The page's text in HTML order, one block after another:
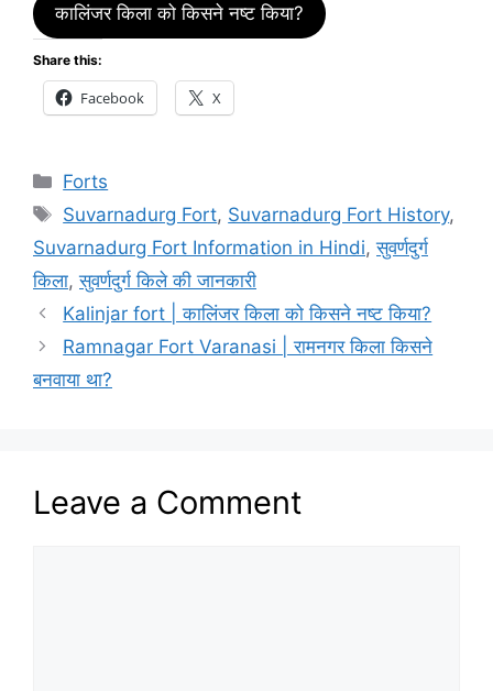
कालिंजर किला को किसने नष्ट किया?
Share this:
Facebook X
Categories
Forts
Tags
Suvarnadurg Fort, Suvarnadurg Fort History,
Suvarnadurg Fort Information in Hindi,सुवर्णदुर्ग
किला,सुवर्णदुर्ग किले की जानकारी
Kalinjar fort | कालिंजर किला को किसने नष्ट किया?
Ramnagar Fort Varanasi | रामनगर किला किसने
बनवाया था?
Leave a Comment